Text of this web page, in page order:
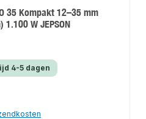
35 Kompakt 12–35 mm
W JEPSON
4-5 dagen